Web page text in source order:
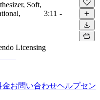
Soft,
3:11 -
Licensing
金お問い合わせヘルプセン